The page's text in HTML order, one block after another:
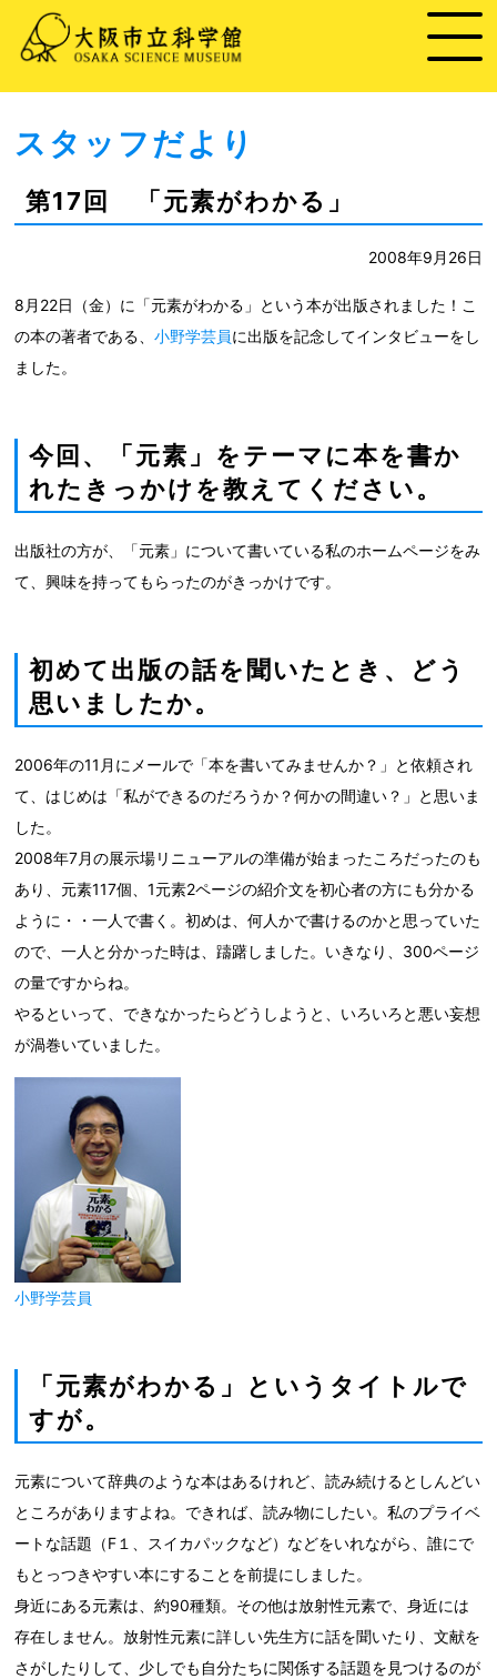
スタッフだより
第17回 「元素がわかる」
2008年9月26日
8月22日（金）に「元素がわかる」という本が出版されました！こ
の本の著者である、小野学芸員に出版を記念してインタビューをし
ました。
今回、「元素」をテーマに本を書か
れたきっかけを教えてください。
出版社の方が、「元素」について書いている私のホームページをみ
て、興味を持ってもらったのがきっかけです。
初めて出版の話を聞いたとき、どう
思いましたか。
2006年の11月にメールで「本を書いてみませんか？」と依頼され
て、はじめは「私ができるのだろうか？何かの間違い？」と思いま
した。
2008年7月の展示場リニューアルの準備が始まったころだったのも
あり、元素117個、1元素2ページの紹介文を初心者の方にも分かる
ように・・一人で書く。初めは、何人かで書けるのかと思っていた
ので、一人と分かった時は、躊躇しました。いきなり、300ページ
の量ですからね。
やるといって、できなかったらどうしようと、いろいろと悪い妄想
が渦巻いていました。
小野学芸員
「元素がわかる」というタイトルで
すが。
元素について辞典のような本はあるけれど、読み続けるとしんどい
ところがありますよね。できれば、読み物にしたい。私のプライベ
ートな話題（F１、スイカパックなど）などをいれながら、誰にで
もとっつきやすい本にすることを前提にしました。
身近にある元素は、約90種類。その他は放射性元素で、身近には
存在しません。放射性元素に詳しい先生方に話を聞いたり、文献を
さがしたりして、少しでも自分たちに関係する話題を見つけるのが